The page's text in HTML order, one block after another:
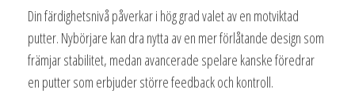
Din färdighetsnivå påverkar i hög grad valet av en motviktad
putter. Nybörjare kan dra nytta av en mer förlåtande design som
främjar stabilitet, medan avancerade spelare kanske föredrar
en putter som erbjuder större feedback och kontroll.